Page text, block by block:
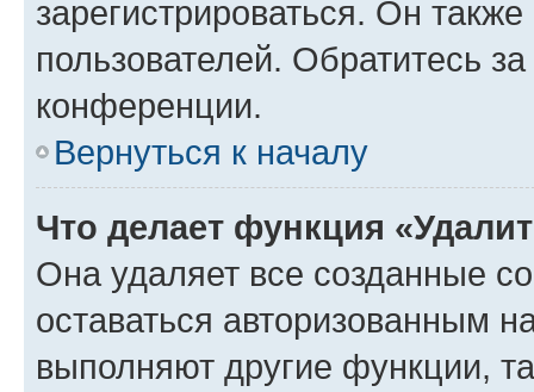
зарегистрироваться. Он
пользователей. Обратитесь
конференции.
Вернуться к началу
Что делает функция
Она удаляет все созданные
оставаться авторизованным
выполняют другие функции,